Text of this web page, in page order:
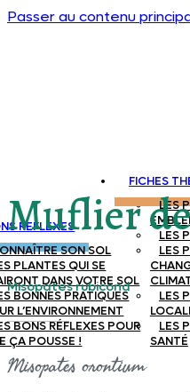
Passer au contenu
REFLEXES
SON SOL
PLANTES QUI SE
DANS VOTRE SOL
BONNES PRATIQUES
L’ENVIRONNEMENT
BONS RÉFLEXES POUR
ÇA POUSSE !
FICHES
LES
LES
LES
LES
LES
SANTÉ
Muflier
Misopates rubicond
Misopates orontium